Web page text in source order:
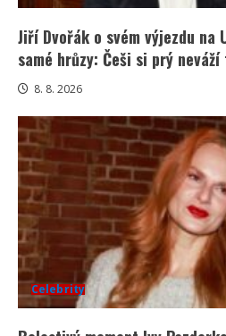
Jiří Dvořák o svém výjezdu na
samé hrůzy: Češi si prý
8. 8. 2026
Celebrity